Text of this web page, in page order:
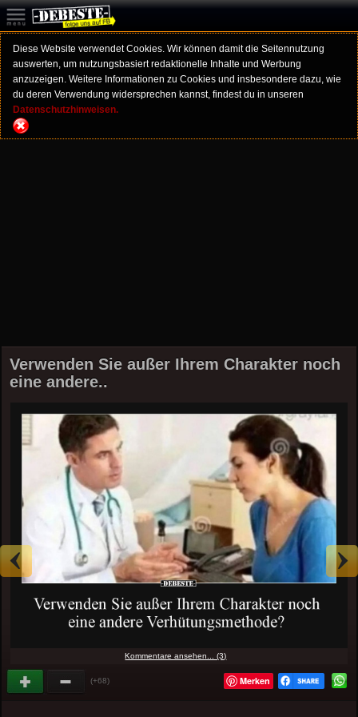
Diese Website verwendet Cookies. Wir können damit die Seitennutzung
auswerten, um nutzungsbasiert redaktionelle Inhalte und Werbung
anzuzeigen. Weitere Informationen zu Cookies und insbesondere dazu, wie
du deren Verwendung widersprechen kannst, findest du in unseren
Datenschutzhinweisen.
Verwenden Sie außer Ihrem Charakter noch
eine andere..
Kommentare ansehen... (3)
(+68) Merken